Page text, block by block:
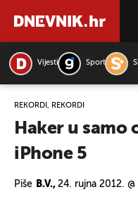
Vijesti Sport
REKORDI, REKORDI
Haker u samo
iPhone 5
Piše B.V., 24. rujna 2012. @
PRETRAŽITE VIJESTI